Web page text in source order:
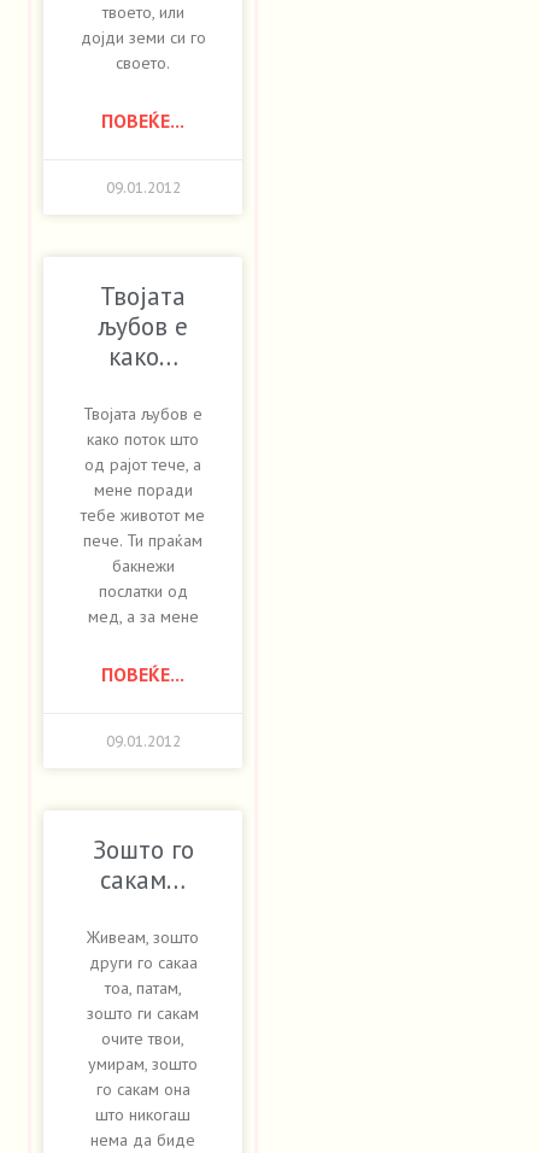
твоето, или
дојди земи си го
своето.
ПОВЕЌЕ...
09.01.2012
Твојата
љубов е
како…
Твојата љубов е
како поток што
од рајот тече, а
мене поради
тебе животот ме
пече. Ти праќам
бакнежи
послатки од
мед, а за мене
ПОВЕЌЕ...
09.01.2012
Зошто го
сакам…
Живеам, зошто
други го сакаа
тоа, патам,
зошто ги сакам
очите твои,
умирам, зошто
го сакам она
што никогаш
нема да биде